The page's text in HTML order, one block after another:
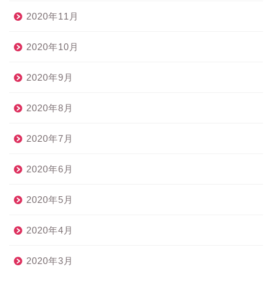
2020年11月
2020年10月
2020年9月
2020年8月
2020年7月
2020年6月
2020年5月
2020年4月
2020年3月